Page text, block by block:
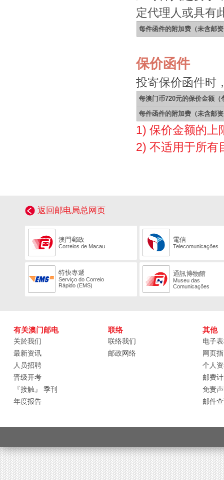
定代理人或具有
每件函件的附加费（未含邮
保价函件
投寄保价函件时
每澳门币720元的保价金额
每件函件的附加费（未含邮
1) 保价金额的上
2) 不适用于所有
返回邮电局总网页
澳門郵政
Correios de Macau
電信
Telecomunicações
特快專遞
Serviço do Correio
Rápido (EMS)
通訊博物館
Museu das
Comunicações
有关澳门邮电
关於我们
最新资讯
人员招聘
晋级开考
『接触』 季刊
年度报告
联络
联络我们
邮政网络
其他
电子
网页
个人
邮费
免责
邮件